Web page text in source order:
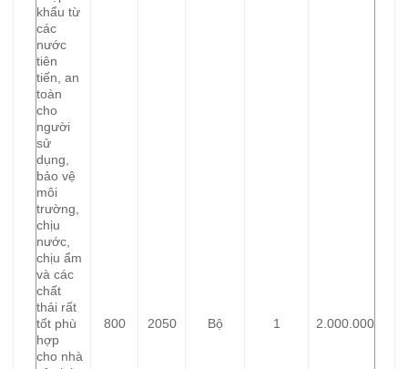
khẩu từ
các
nước
tiên
tiến, an
toàn
cho
người
sử
dụng,
bảo vệ
môi
trường,
chịu
nước,
chịu ẩm
và các
chất
thải rất
tốt phù
hợp
cho nhà
800 2050 Bộ 1 2.000.000